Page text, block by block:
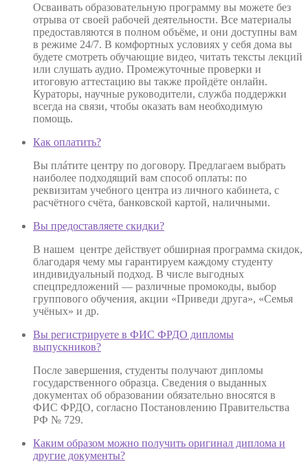
Осваивать образовательную программу вы можете без
отрыва от своей рабочей деятельности. Все материалы
предоставляются в полном объёме, и они доступны вам
в режиме 24/7. В комфортных условиях у себя дома вы
будете смотреть обучающие видео, читать тексты лекций
или слушать аудио. Промежуточные проверки и
итоговую аттестацию вы также пройдёте онлайн.
Кураторы, научные руководители, служба поддержки
всегда на связи, чтобы оказать вам необходимую
помощь.
Как оплатить?
Вы плáтите центру по договору. Предлагаем выбрать
наиболее подходящий вам способ оплаты: по
реквизитам учебного центра из личного кабинета, с
расчётного счёта, банковской картой, наличными.
Вы предоставляете скидки?
В нашем центре действует обширная программа скидок,
благодаря чему мы гарантируем каждому студенту
индивидуальный подход. В числе выгодных
спецпредложений — различные промокоды, выбор
группового обучения, акции «Приведи друга», «Семья
учёных» и др.
Вы регистрируете в ФИС ФРДО дипломы
выпускников?
После завершения, студенты получают дипломы
государственного образца. Сведения о выданных
документах об образовании обязательно вносятся в
ФИС ФРДО, согласно Постановлению Правительства
РФ № 729.
Каким образом можно получить оригинал диплома и
другие документы?